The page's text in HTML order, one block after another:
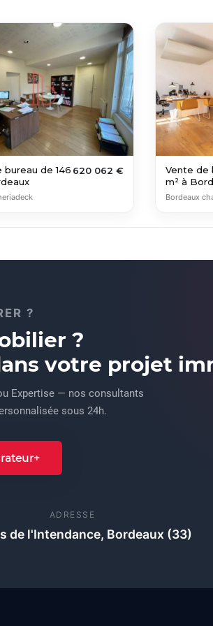
bureau de 146 620 062 €
Vente de
m² à
Bordeaux
?
?
votre projet
Expertise — nos consultants
sous 24h.
ADRESSE
de l'Intendance, Bordeaux (33)